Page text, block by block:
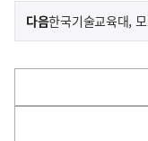
이
전
다
음
다음기
사